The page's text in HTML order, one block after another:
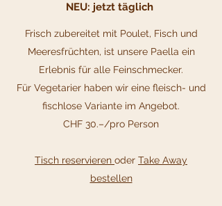
NEU: jetzt täglich
Frisch zubereitet mit Poulet, Fisch und
Meeresfrüchten, ist unsere Paella ein
Erlebnis für alle Feinschmecker.
Für Vegetarier haben wir eine fleisch- und
fischlose Variante im Angebot.
CHF 30.–/pro Person
Tisch reservieren oder Take Away
bestellen